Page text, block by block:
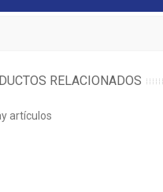
RELACIONADOS
artículos